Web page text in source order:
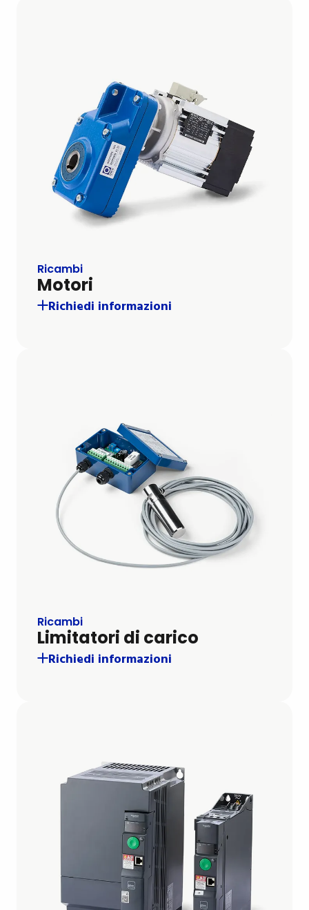
Ricambi
Motori
Richiedi informazioni
Ricambi
Limitatori di carico
Richiedi informazioni